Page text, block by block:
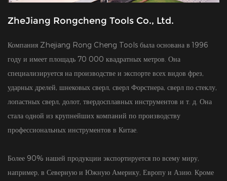
ZheJiang Rongcheng Tools Co., Ltd.
Компания Zhejiang Rong Cheng Tools была основана в 1996
году и имеет площадь 70 000 квадратных метров. Она
специализируется на производстве и экспорте всех видов фрез,
ударных дрелей, шнековых сверл, сверл Форстнера, сверл по стеклу,
лопастных сверл, долот, твердосплавных инструментов и т. д. Она
стала одной из крупнейших компаний по производству
профессиональных инструментов в Китае.
Более 90% нашей продукции экспортируется по всему миру,
например, в Северную и Южную Америку, Европу и Азию. Кроме